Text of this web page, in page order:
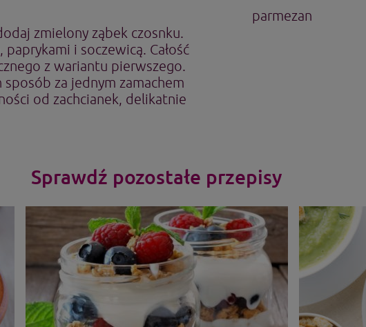
zmielony ząbek czosnku.
i soczewicą. Całość
z wariantu pierwszego.
za jednym zamachem
od zachcianek, delikatnie
parmezan
Sprawdź pozostałe przepisy